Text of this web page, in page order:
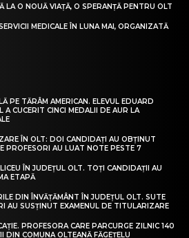
LA O NOUĂ VIAȚĂ, O SPERANȚĂ PENTRU OLT
MEDICALE ÎN LUNA MAI, ORGANIZATĂ
PE TĂRÂM AMERICAN. ELEVUL EDUARD
A CUCERIT CINCI MEDALII DE AUR LA
ÎN OLT: DOI CANDIDAȚI AU OBȚINUT
PROFESORI AU LUAT NOTE PESTE 7
ÎN JUDEȚUL OLT. TOȚI CANDIDAȚII AU
ETAPĂ
DIN ÎNVĂȚĂMÂNT ÎN JUDEȚUL OLT. SUTE
AU SUSȚINUT EXAMENUL DE TITULARIZARE
PROFESORA CARE PARCURGE ZILNIC 140
DIN COMUNA OLTEANĂ FĂGEȚELU